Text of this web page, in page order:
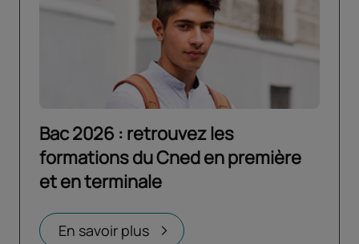
Bac 2026 : retrouvez les
formations du Cned en première
et en terminale
En savoir plus
Ouvrir dans un nouvel onglet